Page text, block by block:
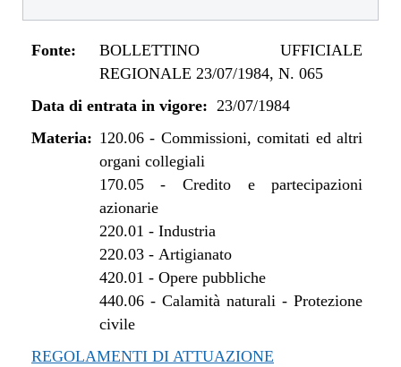
Fonte:
BOLLETTINO UFFICIALE
REGIONALE 23/07/1984, N. 065
Data di entrata in vigore: 23/07/1984
Materia: 120.06- Commissioni, comitati ed altri
organi collegiali
170.05-Credito e partecipazioni
azionarie
220.01 - Industria
220.03- Artigianato
420.01 - Opere pubbliche
440.06- Calamità naturali - Protezione
civile
REGOLAMENTI DI ATTUAZIONE